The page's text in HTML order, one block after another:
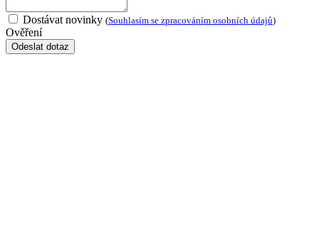
Dostávat novinky (Souhlasím se zpracováním osobních údajů)
Ověření